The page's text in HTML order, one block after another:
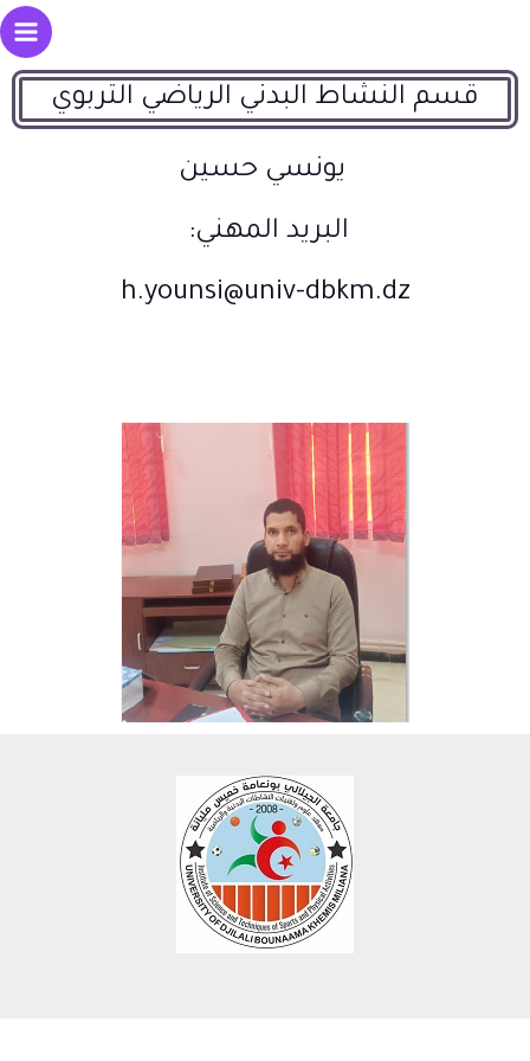
قسم النشاط البدني الرياضي التربوي
يونسي حسين
البريد المهني:
h.younsi@univ-dbkm.dz